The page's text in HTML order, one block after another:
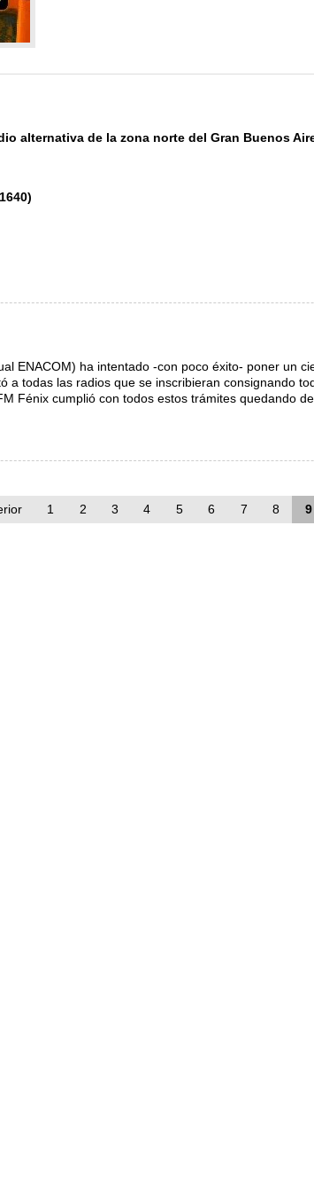
alternativa de la zona norte del Gran Buenos
ENACOM) ha intentado -con poco éxito- poner un
a todas las radios que se inscribieran consignando
Fénix cumplió con todos estos trámites quedando
1 2 3 4 5 6 7 8 9